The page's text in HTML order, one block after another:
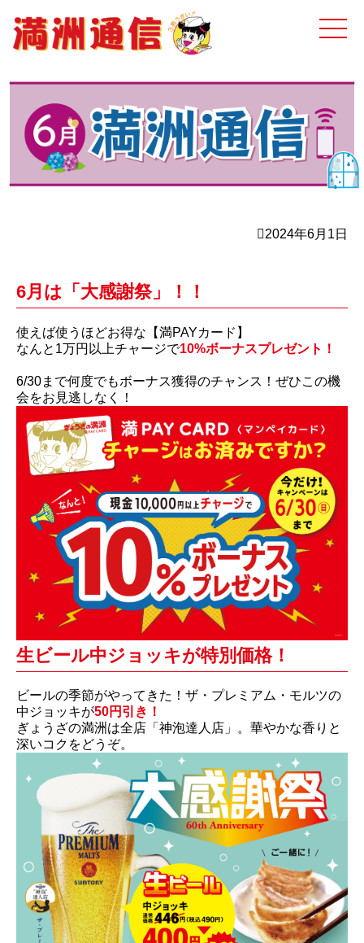
2024年6月1日
6月は「大感謝祭」！！
使えば使うほどお得な【満PAYカード】
なんと1万円以上チャージで10%ボーナスプレゼント！
6/30まで何度でもボーナス獲得のチャンス！ぜひこの機
会をお見逃しなく！
生ビール中ジョッキが特別価格！
ビールの季節がやってきた！ザ・プレミアム・モルツの
中ジョッキが50円引き！
ぎょうざの満洲は全店「神泡達人店」。華やかな香りと
深いコクをどうぞ。